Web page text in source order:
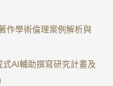
作學術倫理案例解析與
AI輔助撰寫研究計畫及